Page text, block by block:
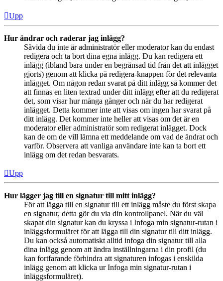
Upp
Hur ändrar och raderar jag inlägg?
Såvida du inte är administratör eller moderator kan du endast
redigera och ta bort dina egna inlägg. Du kan redigera ett
inlägg (ibland bara under en begränsad tid från det att inlägget
gjorts) genom att klicka på redigera-knappen för det relevanta
inlägget. Om någon redan svarat på ditt inlägg så kommer det
att finnas en liten textrad under ditt inlägg efter att du redigerat
det, som visar hur många gånger och när du har redigerat
inlägget. Detta kommer inte att visas om ingen har svarat på
ditt inlägg. Det kommer inte heller att visas om det är en
moderator eller administratör som redigerat inlägget. Dock
kan de om de vill lämna ett meddelande om vad de ändrat och
varför. Observera att vanliga användare inte kan ta bort ett
inlägg om det redan besvarats.
Upp
Hur lägger jag till en signatur till mitt inlägg?
För att lägga till en signatur till ett inlägg måste du först skapa
en signatur, detta gör du via din kontrollpanel. När du väl
skapat din signatur kan du kryssa i Infoga min signatur-rutan i
inläggsformuläret för att lägga till din signatur till ditt inlägg.
Du kan också automatiskt alltid infoga din signatur till alla
dina inlägg genom att ändra inställningarna i din profil (du
kan fortfarande förhindra att signaturen infogas i enskilda
inlägg genom att klicka ur Infoga min signatur-rutan i
inläggsformuläret).